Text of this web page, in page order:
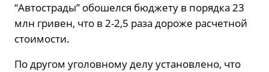
“Автострады” обошелся бюджету в порядка 23
млн гривен, что в 2-2,5 раза дороже расчетной
стоимости.
По другом уголовному делу установлено, что